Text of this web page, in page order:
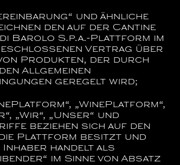
und ähnliche
den auf der Cantine
Barolo S.p.a.-Plattform im
Vertrag über
Produkten, der durch
Allgemeinen
geregelt wird;
„WinePlatform“,
„Wir“, „Unser“ und
beziehen sich auf den
Plattform besitzt und
handelt als
im Sinne von Absatz